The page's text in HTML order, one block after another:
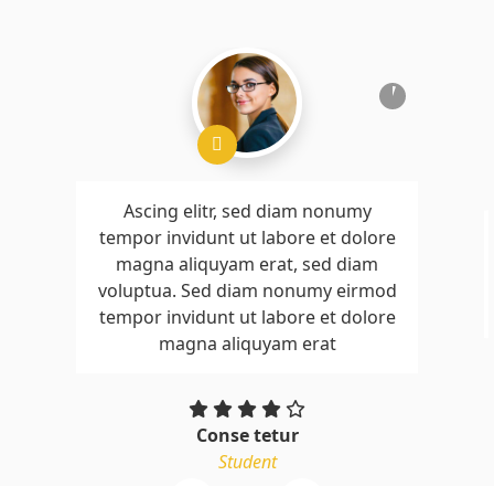
Ascing elitr, sed diam nonumy
tempor invidunt ut labore et dolore
magna aliquyam erat, sed diam
voluptua. Sed diam nonumy eirmod
tempor invidunt ut labore et dolore
magna aliquyam erat
Conse tetur
Student